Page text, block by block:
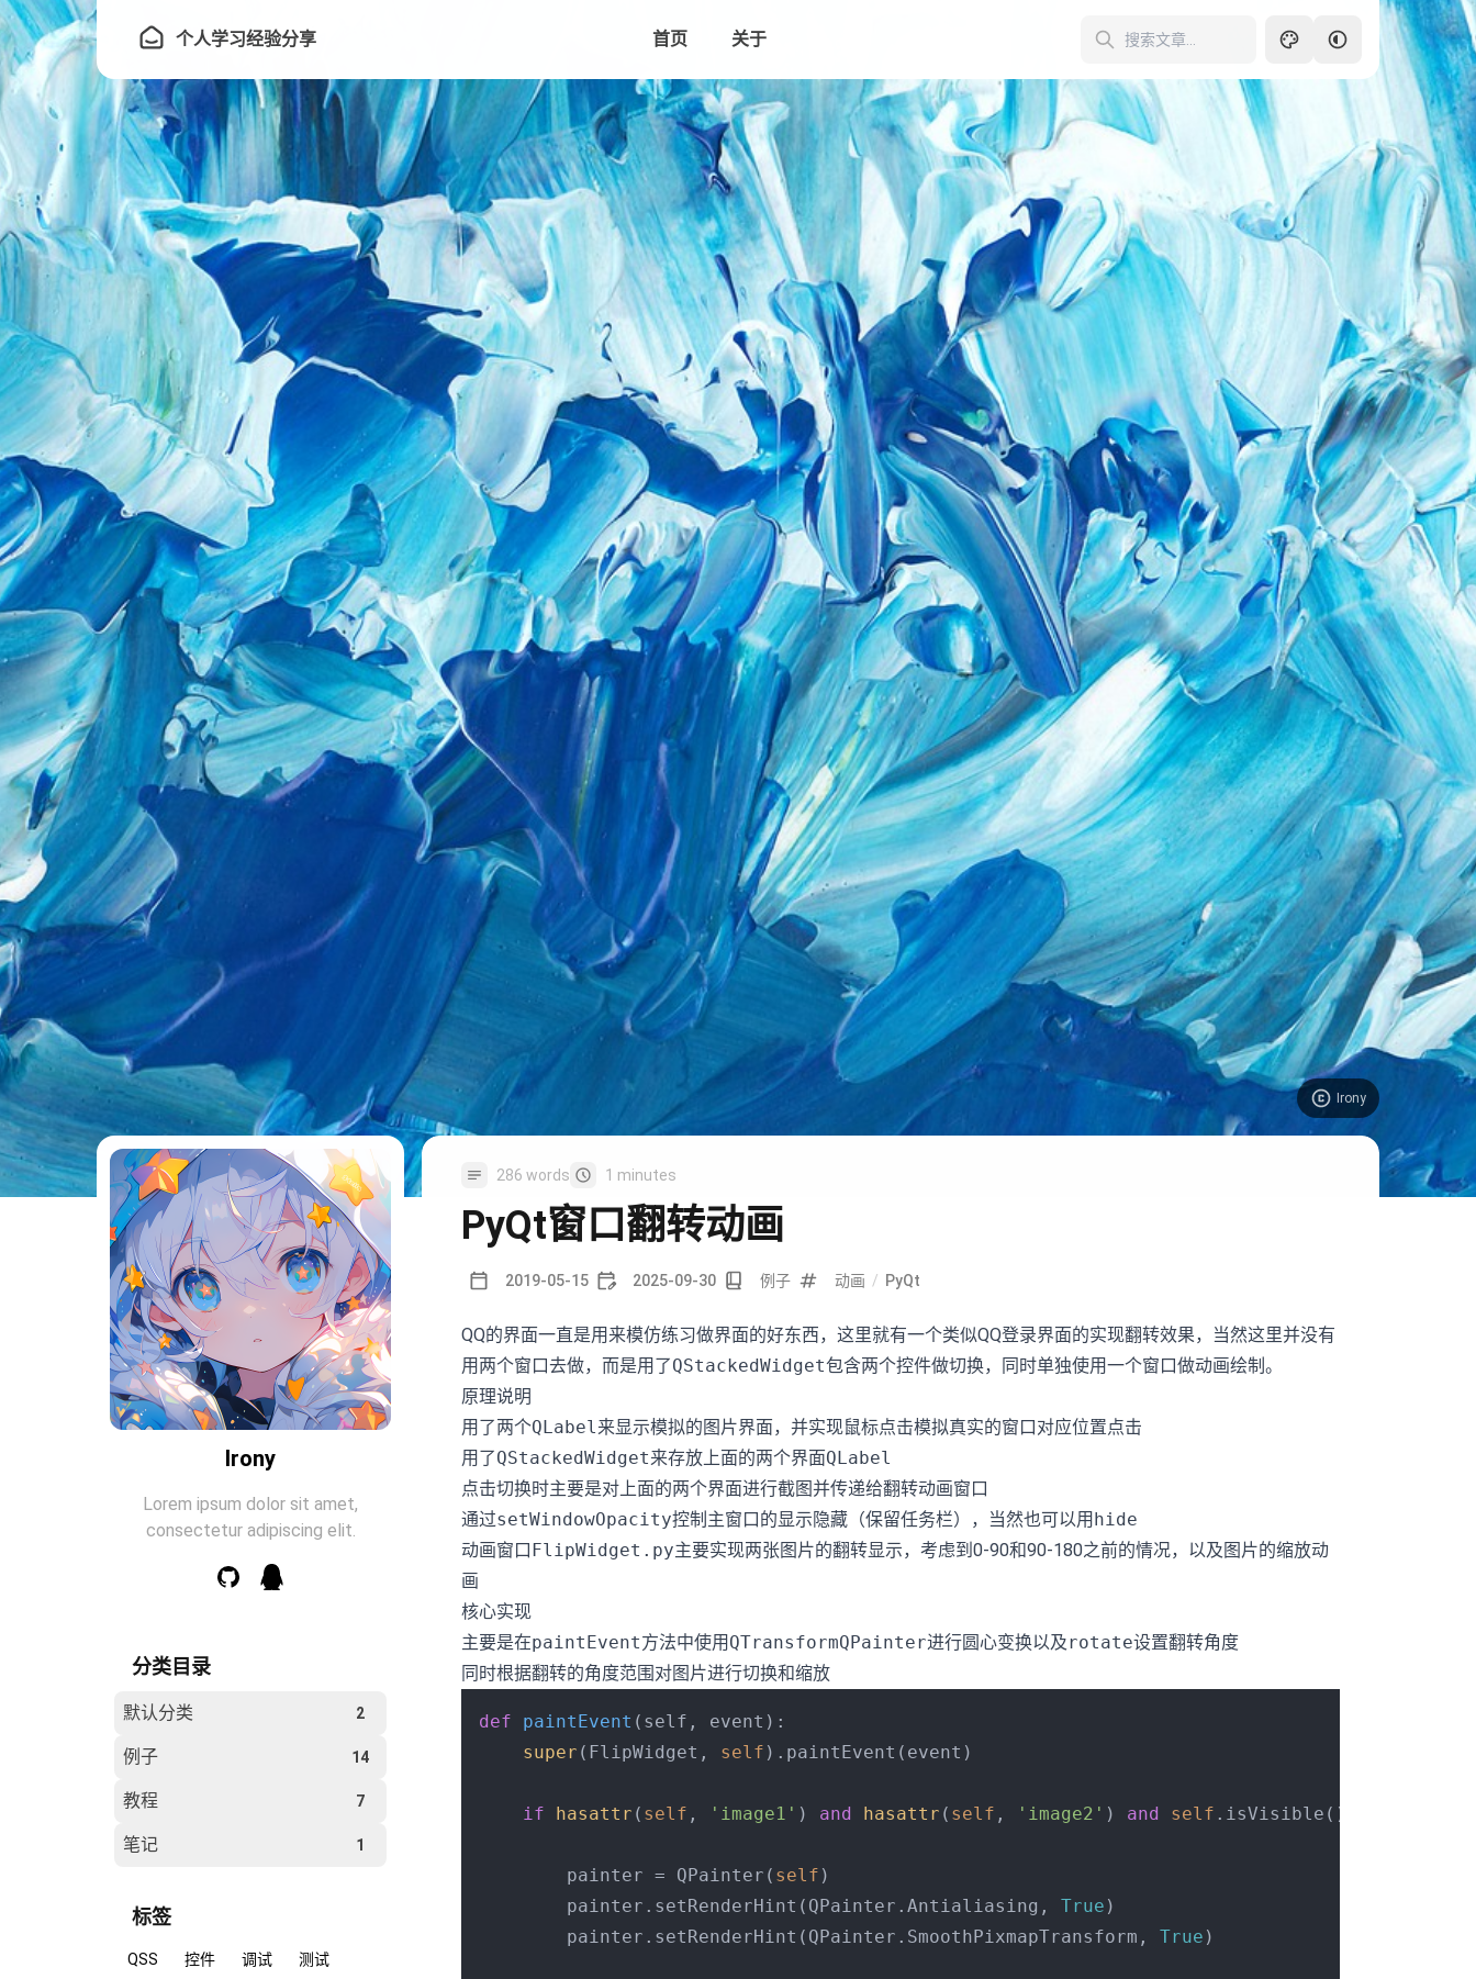
个人学习经验分享 首页 关于
亮色
跟随系统
Irony
Irony
Lorem ipsum dolor sit amet,
consectetur adipiscing elit.
分类目录
默认分类 2
例子 14
教程 7
笔记 1
标签
QSS 控件 调试
测试
286 words 1 minutes
PyQt窗口翻转动画
2019-05-15 2025-09-30 例子 动画 / PyQt
QQ的界面一直是用来模仿练习做界面的好东西，这里就有一个类似QQ登录界面的实现翻转效果，当然这里并没有
用两个窗口去做，而是用了QStackedWidget包含两个控件做切换，同时单独使用一个窗口做动画绘制。
原理说明
用了两个QLabel 来显示模拟的图片界面，并实现鼠标点击模拟真实的窗口对应位置点击
用了QStackedWidget来存放上面的两个界面QLabel
点击切换时主要是对上面的两个界面进行截图并传递给翻转动画窗口
通过setWindowOpacity控制主窗口的显示隐藏（保留任务栏），当然也可以用 hide
动画窗口FlipWidget.py主要实现两张图片的翻转显示，考虑到0-90和90-180之前的情况，以及图片的缩放动
画
核心实现
主要是在paintEvent方法中使用 QTransformQPainter进行圆心变换以及rotate设置翻转角度
同时根据翻转的角度范围对图片进行切换和缩放
def paintEvent ( self, event ):
super (FlipWidget, self ).paintEvent(event)
if hasattr ( self , 'image1' ) and hasattr ( self , 'image2' ) and self .isVisible():
        painter = QPainter(
self )
        painter.setRenderHint(QPainter.Antialiasing,
True )
        painter.setRenderHint(QPainter.SmoothPixmapTransform,
True )